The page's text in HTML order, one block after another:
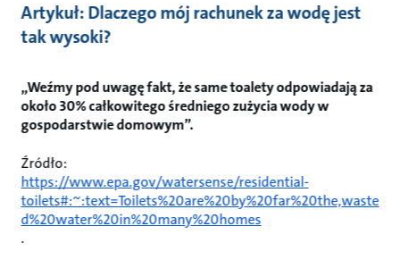
Artykuł: Dlaczego mój rachunek za wodę jest
tak wysoki?
„Weźmy pod uwagę fakt, że same toalety odpowiadają za
około 30% całkowitego średniego zużycia wody w
gospodarstwie domowym”.
Źródło:
https://www.epa.gov/watersense/residential-
toilets#:~:text=Toilets%20are%20by%20far%20the,waste
d%20water%20in%20many%20homes
.